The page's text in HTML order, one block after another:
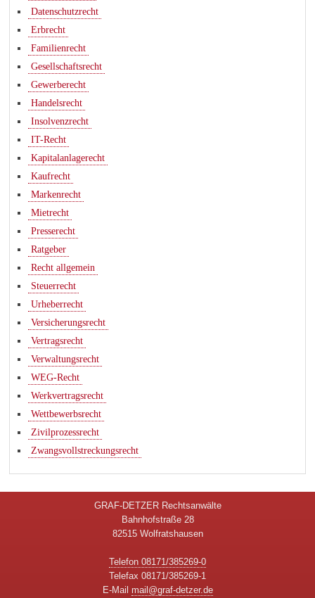
Datenschutzrecht
Erbrecht
Familienrecht
Gesellschaftsrecht
Gewerberecht
Handelsrecht
Insolvenzrecht
IT-Recht
Kapitalanlagerecht
Kaufrecht
Markenrecht
Mietrecht
Presserecht
Ratgeber
Recht allgemein
Steuerrecht
Urheberrecht
Versicherungsrecht
Vertragsrecht
Verwaltungsrecht
WEG-Recht
Werkvertragsrecht
Wettbewerbsrecht
Zivilprozessrecht
Zwangsvollstreckungsrecht
GRAF-DETZER Rechtsanwälte
Bahnhofstraße 28
82515 Wolfratshausen
Telefon 08171/385269-0
Telefax 08171/385269-1
E-Mail mail@graf-detzer.de